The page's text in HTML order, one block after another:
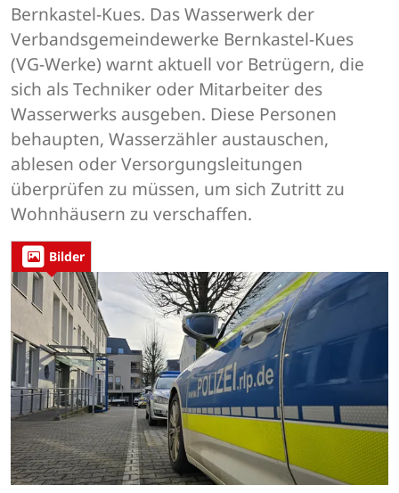
Bernkastel-Kues. Das Wasserwerk der
Verbandsgemeindewerke Bernkastel-Kues
(VG-Werke) warnt aktuell vor Betrügern, die
sich als Techniker oder Mitarbeiter des
Wasserwerks ausgeben. Diese Personen
behaupten, Wasserzähler austauschen,
ablesen oder Versorgungsleitungen
überprüfen zu müssen, um sich Zutritt zu
Wohnhäusern zu verschaffen.
Bilder